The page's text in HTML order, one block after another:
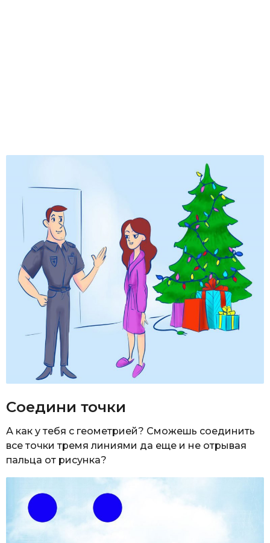
Соедини точки
А как у тебя с геометрией? Сможешь соединить
все точки тремя линиями да еще и не отрывая
пальца от рисунка?